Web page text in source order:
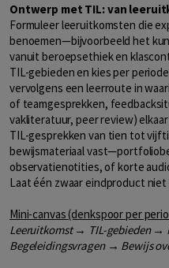
Ontwerp met TIL: van
Formuleer leeruitkomsten die
benoemen—bijvoorbeeld het
vanuit beroepsethiek en
TIL-gebieden en kies per
vervolgens een leerroute in
of teamgesprekken,
vakliteratuur, peer review)
TIL-gesprekken van tien tot
bewijsmateriaal
observatienotities, of korte
Laat één zwaar eindproduct
Mini-canvas (denkspoor per
Leeruitkomst → TIL-gebieden →
Begeleidingsvragen → Bewijs